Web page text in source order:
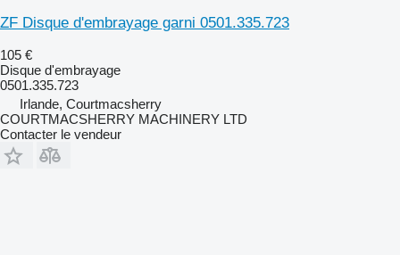
ZF Disque d'embrayage garni 0501.335.723
105 €
Disque d'embrayage
0501.335.723
Irlande, Courtmacsherry
COURTMACSHERRY MACHINERY LTD
Contacter le vendeur